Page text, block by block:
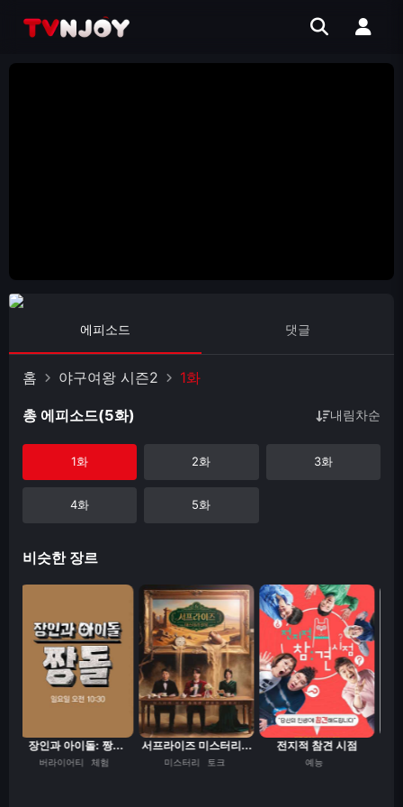
에피소드 댓글
홈 야구여왕 시즌2 1화
총 에피소드(5화) 내림차순
1화 2화 3화
4화 5화
비슷한 장르
장인과 아이돌: 짱...
버라이어티 체험
서프라이즈 미스터리...
미스터리 토크
전지적 참견 시점
예능